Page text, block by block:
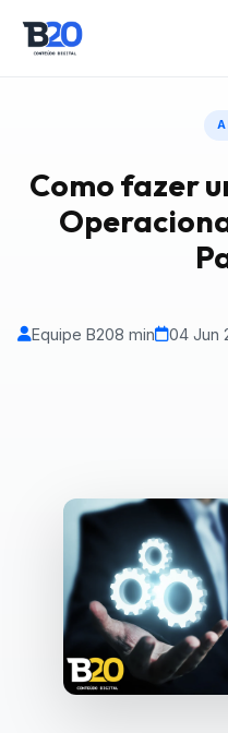
Como fazer
Equipe B208 min 04 Jun